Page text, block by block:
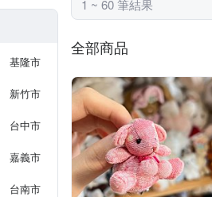
基隆市
新竹市
台中市
嘉義市
台南市
1 ~ 60 筆結果
全部商品